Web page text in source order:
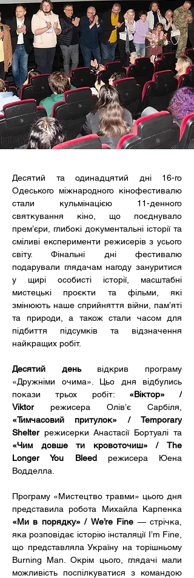
Десятий та одинадцятий дні 16-го
Одеського міжнародного кінофестивалю
стали кульмінацією 11-денного
святкування кіно, що поєднувало
прем’єри, глибокі документальні історії та
сміливі експерименти режисерів з усього
світу. Фінальні дні фестивалю
подарували глядачам нагоду зануритися
у щирі особисті історії, масштабні
мистецькі проєкти та фільми, які
змінюють наше сприйняття війни, пам’яті
та природи, а також стали часом для
підбиття підсумків та відзначення
найкращих робіт.
Десятий день відкрив програму
«Дружніми очима». Цьо дня відбулись
покази трьох робіт: «Віктор» /
Viktor
«Тимчасовий притулок» / Temporary
Shelter
«Чим довше ти кровоточиш» / The
Longer You Bleed режисера Юена
Водделла.
Програму «Мистецтво травми» цього дня
«Ми в порядку» / We’re Fine — стрічка,
яка розповідає історію інсталяції I’m Fine,
що представляла Україну на торішньому
Burning Man. Окрім цього, глядачі мали
можливість поспілкуватися з командою